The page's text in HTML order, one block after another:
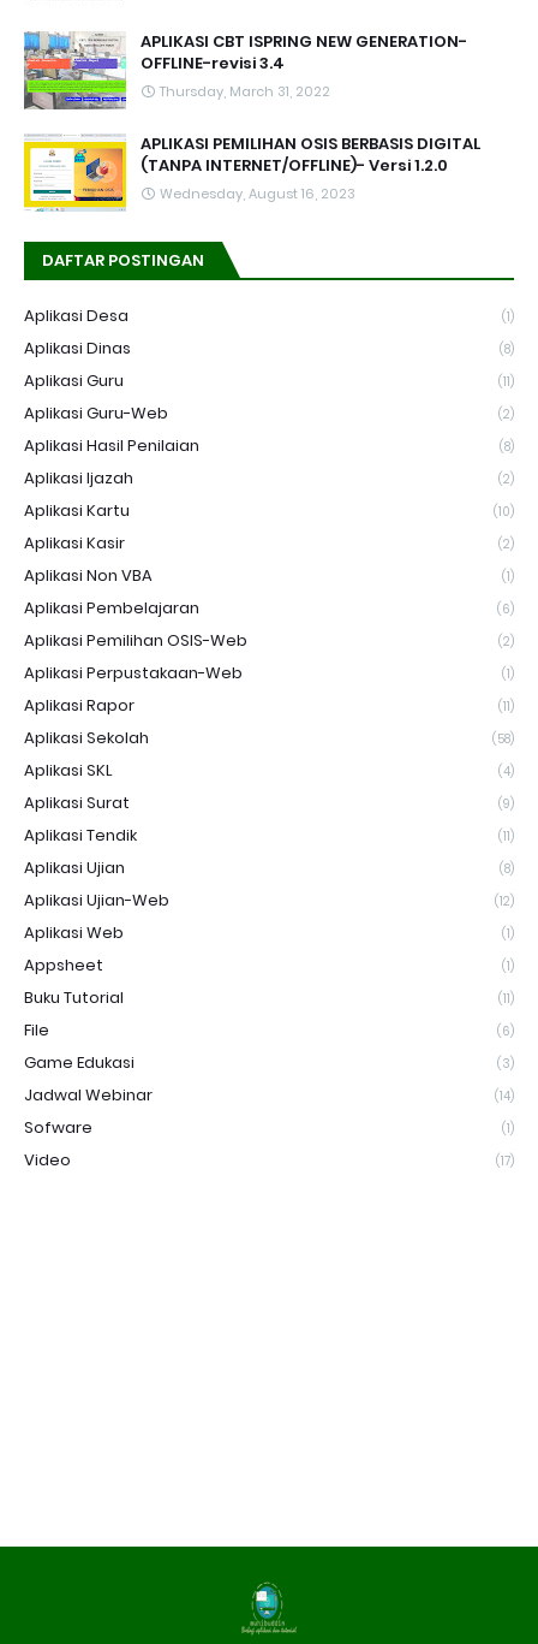
APLIKASI CBT ISPRING NEW GENERATION-
OFFLINE-revisi 3.4
Thursday, March 31, 2022
APLIKASI PEMILIHAN OSIS BERBASIS DIGITAL
(TANPA INTERNET/OFFLINE)- Versi 1.2.0
Wednesday, August 16, 2023
DAFTAR POSTINGAN
Aplikasi Desa (1)
Aplikasi Dinas (8)
Aplikasi Guru (11)
Aplikasi Guru-Web (2)
Aplikasi Hasil Penilaian (8)
Aplikasi Ijazah (2)
Aplikasi Kartu (10)
Aplikasi Kasir (2)
Aplikasi Non VBA (1)
Aplikasi Pembelajaran (6)
Aplikasi Pemilihan OSIS-Web (2)
Aplikasi Perpustakaan-Web (1)
Aplikasi Rapor (11)
Aplikasi Sekolah (58)
Aplikasi SKL (4)
Aplikasi Surat (9)
Aplikasi Tendik (11)
Aplikasi Ujian (8)
Aplikasi Ujian-Web (12)
Aplikasi Web (1)
Appsheet (1)
Buku Tutorial (11)
File (6)
Game Edukasi (3)
Jadwal Webinar (14)
Sofware (1)
Video (17)